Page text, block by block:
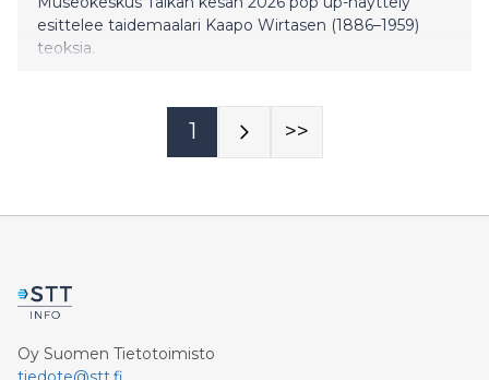
esittelee taidemaalari Kaapo Wirtasen (1886–1959)
teoksia.
1 >>
Oy Suomen Tietotoimisto